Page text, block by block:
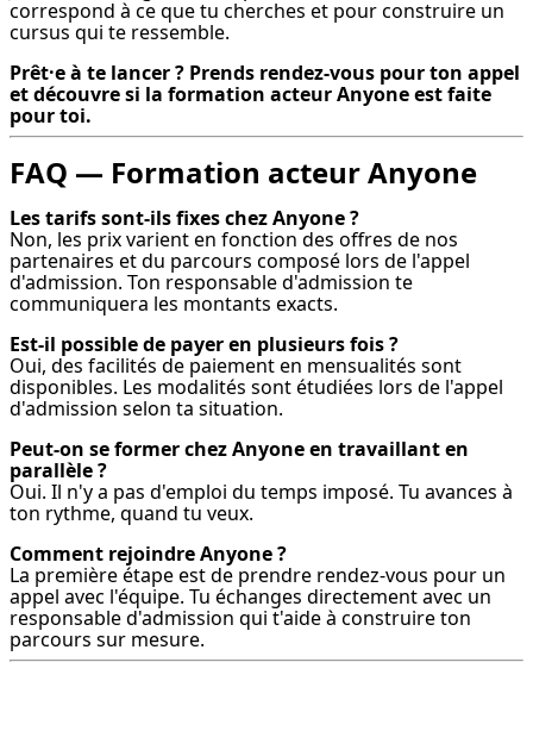
correspond à ce que tu cherches et pour construire un
cursus qui te ressemble.
Prêt·e à te lancer ? Prends rendez-vous pour ton appel
et découvre si la formation acteur Anyone est faite
pour toi.
FAQ — Formation acteur Anyone
Les tarifs sont-ils fixes chez Anyone ?
Non, les prix varient en fonction des offres de nos
partenaires et du parcours composé lors de l'appel
d'admission. Ton responsable d'admission te
communiquera les montants exacts.
Est-il possible de payer en plusieurs fois ?
Oui, des facilités de paiement en mensualités sont
disponibles. Les modalités sont étudiées lors de l'appel
d'admission selon ta situation.
Peut-on se former chez Anyone en travaillant en
parallèle ?
Oui. Il n'y a pas d'emploi du temps imposé. Tu avances à
ton rythme, quand tu veux.
Comment rejoindre Anyone ?
La première étape est de prendre rendez-vous pour un
appel avec l'équipe. Tu échanges directement avec un
responsable d'admission qui t'aide à construire ton
parcours sur mesure.